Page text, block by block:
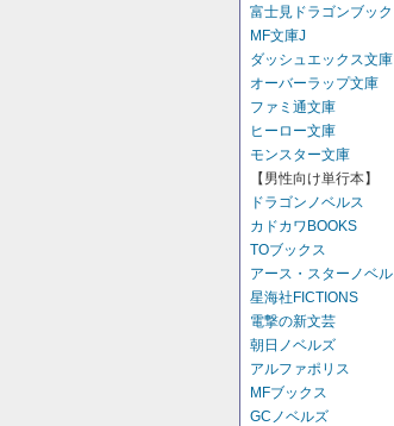
富士見ドラゴンブック
MF文庫J
ダッシュエックス文庫
オーバーラップ文庫
ファミ通文庫
ヒーロー文庫
モンスター文庫
【男性向け単行本】
ドラゴンノベルス
カドカワBOOKS
TOブックス
アース・スターノベル
星海社FICTIONS
電撃の新文芸
朝日ノベルズ
アルファポリス
MFブックス
GCノベルズ